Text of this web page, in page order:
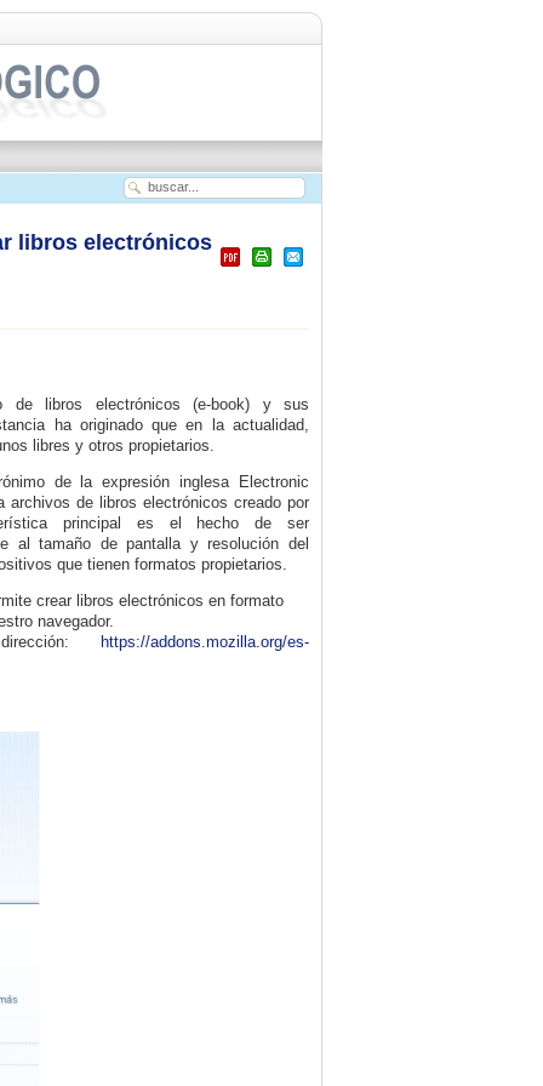
libros electrónicos
de libros electrónicos (e-book) y sus
ha originado que en la actualidad,
libres y otros propietarios.
de la expresión inglesa Electronic
de libros electrónicos creado por
principal es el hecho de ser
al tamaño de pantalla y resolución del
que tienen formatos propietarios.
crear libros electrónicos en formato
navegador.
https://addons.mozilla.org/es-